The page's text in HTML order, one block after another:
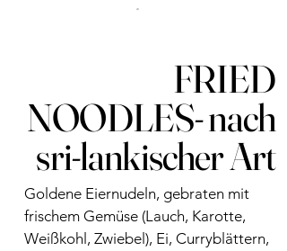
FRIED
NOODLES- nach
sri-lankischer Art
Goldene Eiernudeln, gebraten mit
frischem Gemüse (Lauch, Karotte,
Weißkohl, Zwiebel), Ei, Curryblättern,